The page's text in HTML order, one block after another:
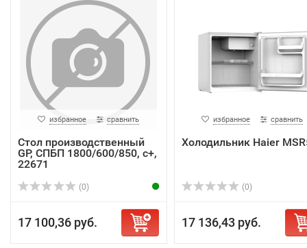
избранное сравнить
Стол производственный
GP, СПБП 1800/600/850, с+,
22671
(0)
17 100,36 руб.
избранное сравнить
Холодильник Haier
(0)
17 136,43 руб.